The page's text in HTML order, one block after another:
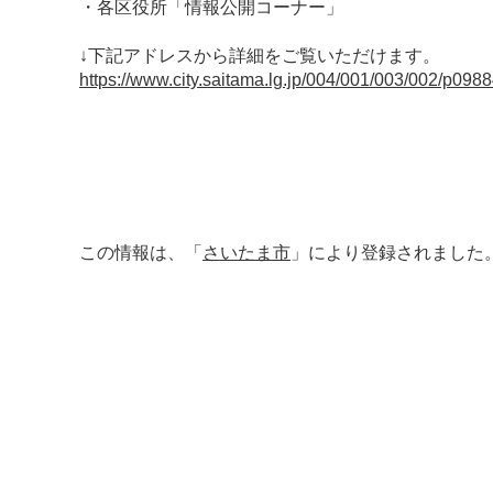
・各区役所「情報公開コーナー」
↓下記アドレスから詳細をご覧いただけます。
https://www.city.saitama.lg.jp/004/001/003/002/
この情報は、「 さいたま市 」により登録されました。